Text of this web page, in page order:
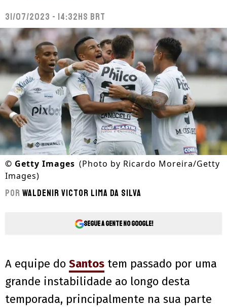
31/07/2023 - 14:32hs BRT
© Getty Images (Photo by Ricardo Moreira/Getty
Images)
Por Waldenir Victor Lima Da Silva
Segue a gente no Google!
A equipe do Santos tem passado por uma
grande instabilidade ao longo desta
temporada, principalmente na sua parte